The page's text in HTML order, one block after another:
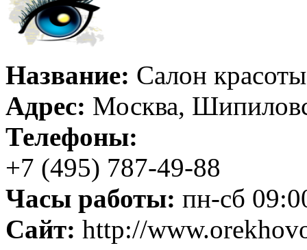
Название: Салон
Адрес: Москва,
Телефоны:
+7 (495) 787-49-88
Часы работы: пн-сб
Сайт: http://